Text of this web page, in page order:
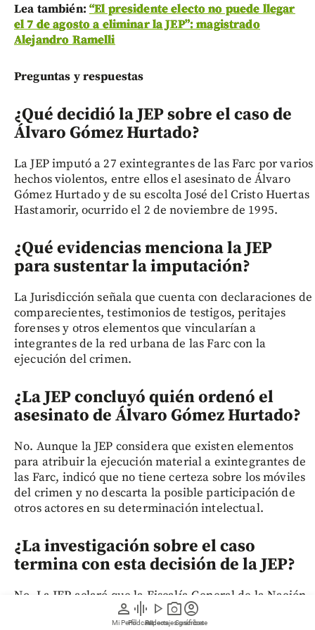
person
Mi Perfil
graphic_eq
Pódcast
play_arrow
Videos
photo_camera
Reportajes gráficos
account_circle
Suscríbete
Lea también: “El presidente electo no puede llegar
el 7 de agosto a eliminar la JEP”: magistrado
Alejandro Ramelli
Preguntas y respuestas
¿Qué decidió la JEP sobre el caso de
Álvaro Gómez Hurtado?
La JEP imputó a 27 exintegrantes de las Farc por varios
hechos violentos, entre ellos el asesinato de Álvaro
Gómez Hurtado y de su escolta José del Cristo Huertas
Hastamorir, ocurrido el 2 de noviembre de 1995.
¿Qué evidencias menciona la JEP
para sustentar la imputación?
La Jurisdicción señala que cuenta con declaraciones de
comparecientes, testimonios de testigos, peritajes
forenses y otros elementos que vincularían a
integrantes de la red urbana de las Farc con la
ejecución del crimen.
¿La JEP concluyó quién ordenó el
asesinato de Álvaro Gómez Hurtado?
No. Aunque la JEP considera que existen elementos
para atribuir la ejecución material a exintegrantes de
las Farc, indicó que no tiene certeza sobre los móviles
del crimen y no descarta la posible participación de
otros actores en su determinación intelectual.
¿La investigación sobre el caso
termina con esta decisión de la JEP?
No. La JEP aclaró que la Fiscalía General de la Nación
y la Comisión de Investigación y Acusación de la
Cámara conservan sus competencias para investigar a